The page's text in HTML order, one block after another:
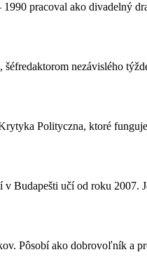
pracoval ako divadelný
nezávislého
Polityczna, ktoré
Budapešti učí od roku 2007.
Pôsobí ako dobrovoľník a